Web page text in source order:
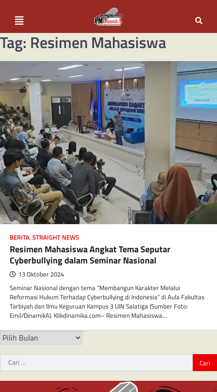
Tag: Resimen Mahasiswa
BERITA, STRAIGHT NEWS
Resimen Mahasiswa Angkat Tema Seputar
Cyberbullying dalam Seminar Nasional
13 Oktober 2024
Seminar Nasional dengan tema “Membangun Karakter Melalui
Reformasi Hukum Terhadap Cyberbullying di Indonesia” di Aula Fakultas
Tarbiyah dan Ilmu Keguruan Kampus 3 UIN Salatiga (Sumber Foto:
Emil/DinamikA). Klikdinamika.com– Resimen Mahasiswa…